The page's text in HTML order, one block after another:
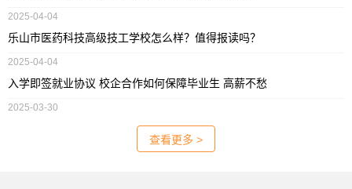
2025-04-04
乐山市医药科技高级技工学校怎么样？值得报读吗？
2025-04-04
入学即签就业协议 校企合作如何保障毕业生 高薪不愁
2025-03-30
查看更多 >